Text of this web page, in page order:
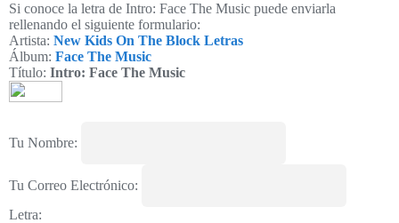
Si conoce la letra de Intro: Face The Music puede enviarla
rellenando el siguiente formulario:
Artista: New Kids On The Block Letras
Álbum: Face The Music
Título: Intro: Face The Music
Tu Nombre:
Tu Correo Electrónico:
Letra: